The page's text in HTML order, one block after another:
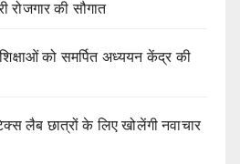
रोजगार की सौगात
को समर्पित अध्ययन केंद्र की
लैब छात्रों के लिए खोलेंगी नवाचार